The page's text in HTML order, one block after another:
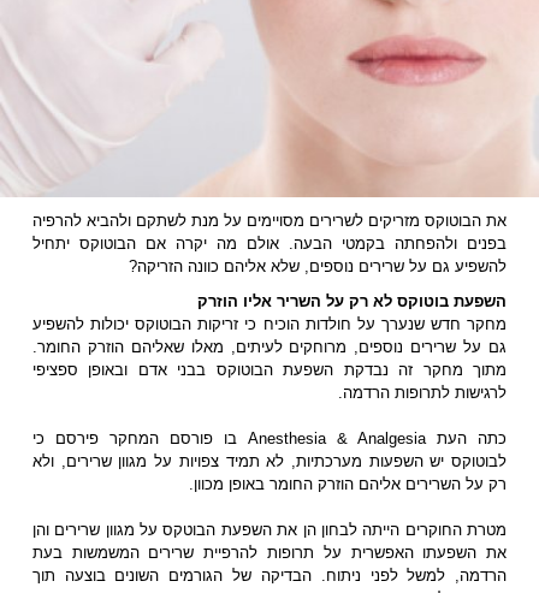
את הבוטוקס מזריקים לשרירים מסויימים על מנת לשתקם ולהביא להרפיה
בפנים ולהפחתה בקמטי הבעה. אולם מה יקרה אם הבוטוקס יתחיל
להשפיע גם על שרירים נוספים, שלא אליהם כוונה הזריקה?
השפעת בוטוקס לא רק על השריר אליו הוזרק
מחקר חדש שנערך על חולדות הוכיח כי זריקות הבוטוקס יכולות להשפיע
גם על שרירים נוספים, מרוחקים לעיתים, מאלו שאליהם הוזרק החומר.
מתוך מחקר זה נבדקת השפעת הבוטוקס בבני אדם ובאופן ספציפי
לרגישות לתרופות הרדמה.
כתה העת Anesthesia & Analgesia בו פורסם המחקר פירסם כי
לבוטוקס יש השפעות מערכתיות, לא תמיד צפויות על מגוון שרירים, ולא
רק על השרירים אליהם הוזרק החומר באופן מכוון.
מטרת החוקרים הייתה לבחון הן את השפעת הבוטקס על מגוון שרירים והן
את השפעתו האפשרית על תרופות להרפיית שרירים המשמשות בעת
הרדמה, למשל לפני ניתוח. הבדיקה של הגורמים השונים בוצעה תוך